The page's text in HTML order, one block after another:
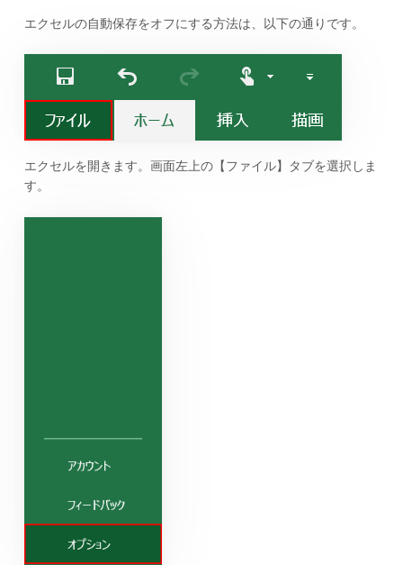
エクセルの自動保存をオフにする方法は、以下の通りです。
エクセルを開きます。画面左上の【ファイル】タブを選択しま
す。